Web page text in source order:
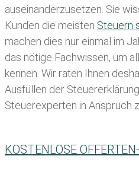
auseinanderzusetzen. Sie
Kunden die meisten Steuern
machen dies nur einmal im
das nötige Fachwissen, um
kennen. Wir raten Ihnen
Ausfüllen der
Steuerexperten in Anspruch
KOSTENLOSE